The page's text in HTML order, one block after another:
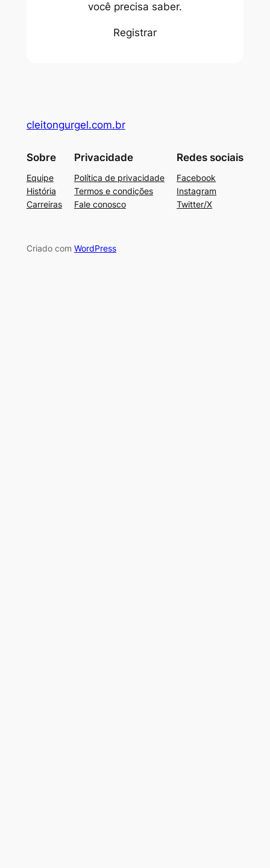
você precisa saber.
Registrar
cleitongurgel.com.br
Sobre
Equipe
História
Carreiras
Privacidade
Política de privacidade
Termos e condições
Fale conosco
Redes sociais
Facebook
Instagram
Twitter/X
Criado com WordPress